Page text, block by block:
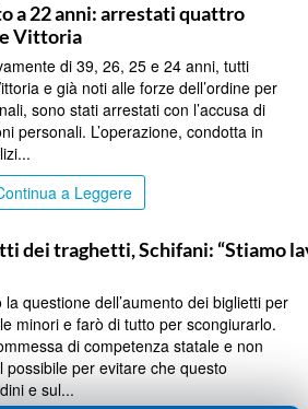
a 22 anni: arrestati quattro
Vittoria
di 39, 26, 25 e 24 anni, tutti
e già noti alle forze dell’ordine per
sono stati arrestati con l’accusa di
personali. L’operazione, condotta in
a Leggere
dei traghetti, Schifani: “Stiamo
questione dell’aumento dei biglietti per
minori e farò di tutto per scongiurarlo.
di competenza statale e non
possibile per evitare che questo
e sul...